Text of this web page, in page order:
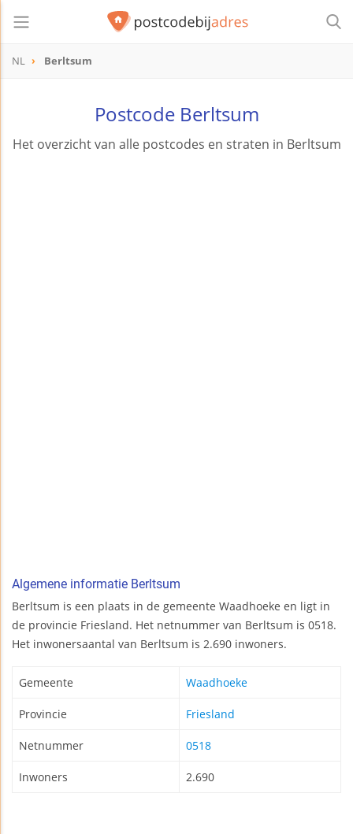
NL Berltsum
Postcode Berltsum
Het overzicht van alle postcodes en straten in Berltsum
Algemene informatie Berltsum
Berltsum is een plaats in de gemeente Waadhoeke en ligt in
de provincie Friesland. Het netnummer van Berltsum is 0518.
Het inwonersaantal van Berltsum is 2.690 inwoners.
Gemeente Waadhoeke
Provincie Friesland
Netnummer 0518
Inwoners 2.690